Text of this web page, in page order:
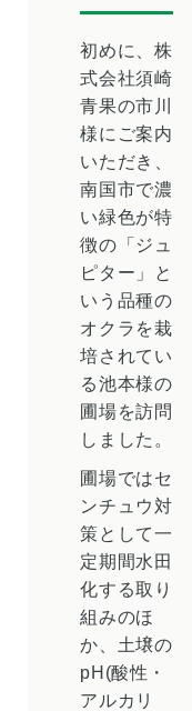
初めに、株
式会社須崎
青果の市川
様にご案内
いただき、
南国市で濃
い緑色が特
徴の「ジュ
ピター」と
いう品種の
オクラを栽
培されてい
る池本様の
圃場を訪問
しました。
圃場ではセ
ンチュウ対
策として一
定期間水田
化する取り
組みのほ
か、土壌の
pH(酸性・
アルカリ